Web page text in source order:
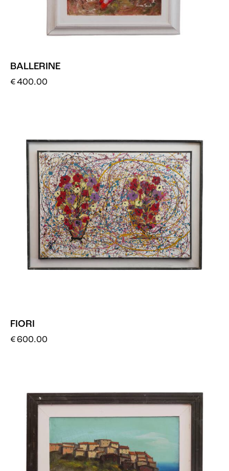
BALLERINE
€400.00
FIORI
€600.00